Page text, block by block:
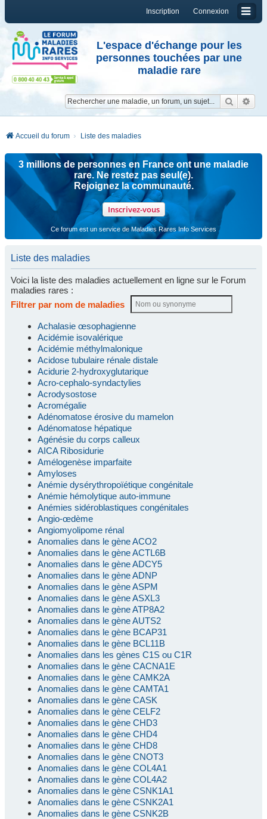
Connexion
Inscription
L'espace d'échange pour les
personnes touchées par une
maladie rare
Accueil du forum Liste des maladies
3 millions de personnes en France ont une maladie
rare. Ne restez pas seul(e).
Rejoignez la communauté.
Inscrivez-vous
Ce forum est un service de Maladies Rares Info Services
Liste des maladies
Voici la liste des maladies actuellement en ligne sur le Forum
maladies rares :
Filtrer par nom de maladies
Achalasie œsophagienne
Acidémie isovalérique
Acidémie méthylmalonique
Acidose tubulaire rénale distale
Acidurie 2-hydroxyglutarique
Acro-cephalo-syndactylies
Acrodysostose
Acromégalie
Adénomatose érosive du mamelon
Adénomatose hépatique
Agénésie du corps calleux
AICA Ribosidurie
Amélogenèse imparfaite
Amyloses
Anémie dysérythropoïétique congénitale
Anémie hémolytique auto-immune
Anémies sidéroblastiques congénitales
Angio-œdème
Angiomyolipome rénal
Anomalies dans le gène ACO2
Anomalies dans le gène ACTL6B
Anomalies dans le gène ADCY5
Anomalies dans le gène ADNP
Anomalies dans le gène ASPM
Anomalies dans le gène ASXL3
Anomalies dans le gène ATP8A2
Anomalies dans le gène AUTS2
Anomalies dans le gène BCAP31
Anomalies dans le gène BCL11B
Anomalies dans les gènes C1S ou C1R
Anomalies dans le gène CACNA1E
Anomalies dans le gène CAMK2A
Anomalies dans le gène CAMTA1
Anomalies dans le gène CASK
Anomalies dans le gène CELF2
Anomalies dans le gène CHD3
Anomalies dans le gène CHD4
Anomalies dans le gène CHD8
Anomalies dans le gène CNOT3
Anomalies dans le gène COL4A1
Anomalies dans le gène COL4A2
Anomalies dans le gène CSNK1A1
Anomalies dans le gène CSNK2A1
Anomalies dans le gène CSNK2B